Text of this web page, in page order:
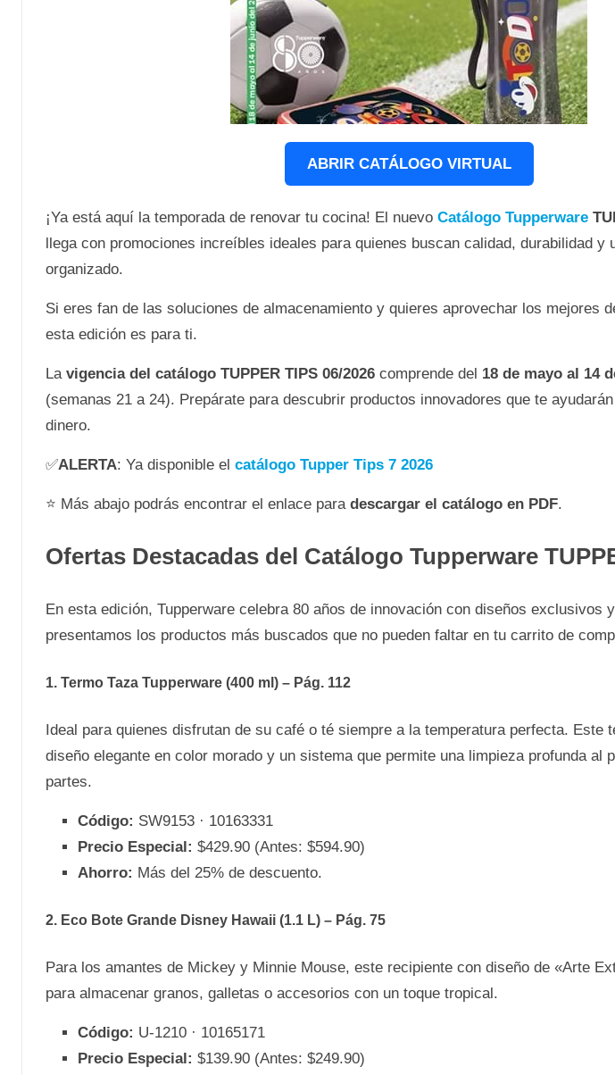
ABRIR CATÁLOGO VIRTUAL
¡Ya está aquí la temporada de renovar tu cocina! El nuevo Catálogo Tupperware
llega con promociones increíbles ideales para quienes buscan calidad, durabilidad y
organizado.
Si eres fan de las soluciones de almacenamiento y quieres aprovechar los mejores
esta edición es para ti.
La vigencia del catálogo TUPPER TIPS 06/2026comprende del 18 de mayo al 14
(semanas 21 a 24). Prepárate para descubrir productos innovadores que te
dinero.
✅ALERTA: Ya disponible el catálogo Tupper Tips 7 2026
⭐ Más abajo podrás encontrar el enlace para descargar el catálogo en PDF.
Ofertas Destacadas del Catálogo Tupperware
En esta edición, Tupperware celebra 80 años de innovación con diseños exclusivos
presentamos los productos más buscados que no pueden faltar en tu carrito de
1. Termo Taza Tupperware (400 ml) – Pág. 112
Ideal para quienes disfrutan de su café o té siempre a la temperatura perfecta. Este
diseño elegante en color morado y un sistema que permite una limpieza profunda al
partes.
Código: SW9153 · 10163331
Precio Especial: $429.90 (Antes: $594.90)
Ahorro: Más del 25% de descuento.
2. Eco Bote Grande Disney Hawaii (1.1 L) – Pág. 75
Para los amantes de Mickey y Minnie Mouse, este recipiente con diseño de «Arte
para almacenar granos, galletas o accesorios con un toque tropical.
Código: U-1210 · 10165171
Precio Especial: $139.90 (Antes: $249.90)